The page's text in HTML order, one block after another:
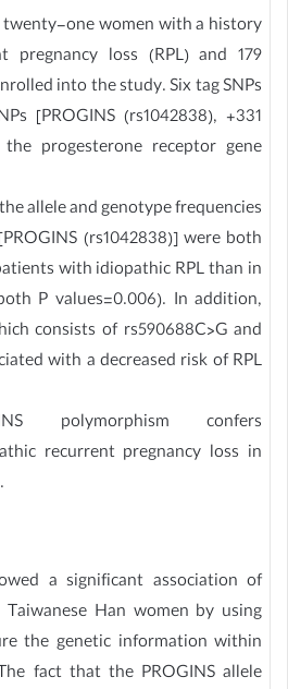
one women with a history
pregnancy loss (RPL) and 179
into the study. Six tag SNPs
[PROGINS (rs1042838), +331
progesterone receptor gene
allele and genotype frequencies
(rs1042838)] were both
with idiopathic RPL than in
P values=0.006). In addition,
consists of rs590688C>G and
with a decreased risk of RPL
polymorphism confers
recurrent pregnancy loss in
a significant association of
Han women by using
the genetic information within
fact that the PROGINS allele